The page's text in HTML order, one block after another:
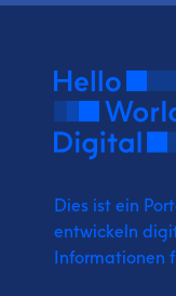
Dies ist ein
entwickeln
Informationen